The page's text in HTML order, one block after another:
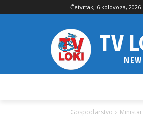
Četvrtak, 6 kolovoza, 2026
TV
Gospodarstvo